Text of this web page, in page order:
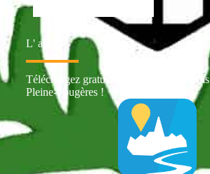
L' appli
Téléchargez gratuitement Intramuros
Pleine-Fougères !